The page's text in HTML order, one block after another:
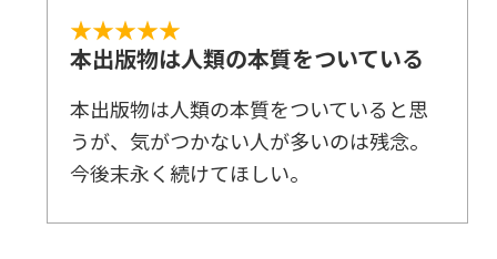
★★★★★
本出版物は人類の本質をついている
本出版物は人類の本質をついていると思
うが、気がつかない人が多いのは残念。
今後末永く続けてほしい。